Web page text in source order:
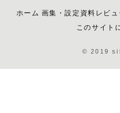
ホーム 画集・設定資料レビュ
このサイト
© 2019